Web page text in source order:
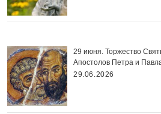
29 июня. Торжество
Апостолов Петра и
29.06.2026